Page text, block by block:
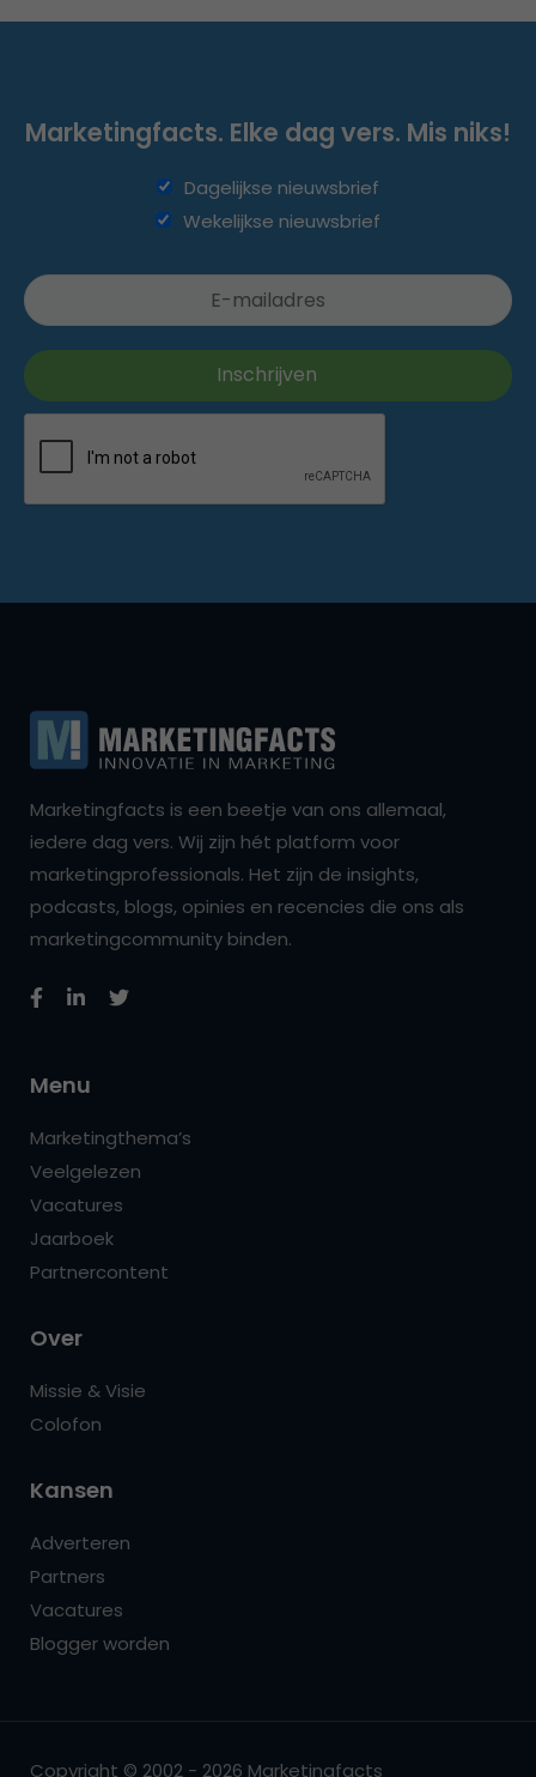
Marketingfacts. Elke dag vers. Mis niks!
Dagelijkse nieuwsbrief
Wekelijkse nieuwsbrief
Marketingfacts is een beetje van ons allemaal,
iedere dag vers. Wij zijn hét platform voor
marketingprofessionals. Het zijn de insights,
podcasts, blogs, opinies en recencies die ons als
marketingcommunity binden.
Menu
Marketingthema’s
Veelgelezen
Vacatures
Jaarboek
Partnercontent
Over
Missie & Visie
Colofon
Kansen
Adverteren
Partners
Vacatures
Blogger worden
Copyright © 2002 - 2026 Marketingfacts